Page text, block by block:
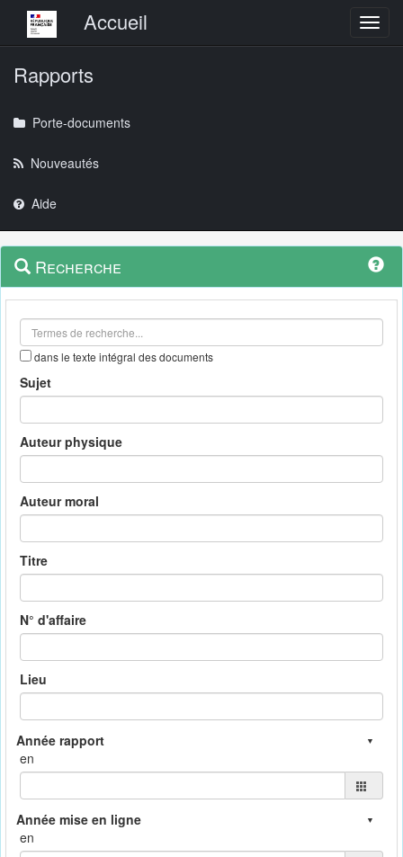
Menu principalAccueil
Rapports
Porte-documents
Nouveautés
Aide
Navigation
outils
Menu
contextuel
Recherche
dans le texte intégral des documents
Sujet
Auteur physique
Auteur moral
Titre
N° d'affaire
Lieu
en
en